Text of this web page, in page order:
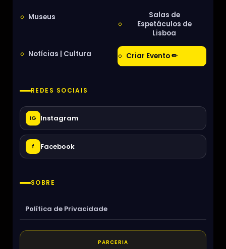
Museus
Salas de
Espetáculos de
Lisboa
Notícias | Cultura Criar Evento ✏
REDES SOCIAIS
IG Instagram
f Facebook
SOBRE
Política de Privacidade
PARCERIA